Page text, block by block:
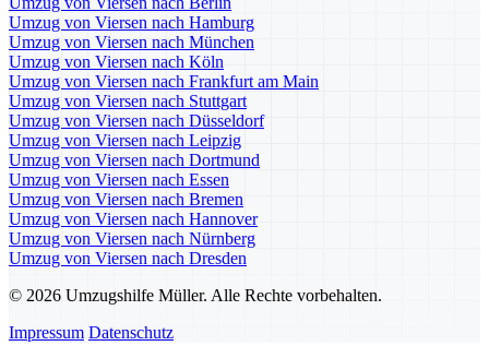
Umzug von Viersen nach Hamburg
Umzug von Viersen nach München
Umzug von Viersen nach Köln
Umzug von Viersen nach Frankfurt am Main
Umzug von Viersen nach Stuttgart
Umzug von Viersen nach Düsseldorf
Umzug von Viersen nach Leipzig
Umzug von Viersen nach Dortmund
Umzug von Viersen nach Essen
Umzug von Viersen nach Bremen
Umzug von Viersen nach Hannover
Umzug von Viersen nach Nürnberg
Umzug von Viersen nach Dresden
© 2026 Umzugshilfe Müller. Alle Rechte vorbehalten.
Impressum Datenschutz